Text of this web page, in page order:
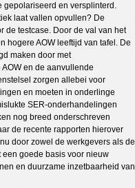
gepolariseerd en versplinterd.
laat vallen opvullen? De
de testcase. Door de val van het
hogere AOW leeftijd van tafel. De
maken door met
en de aanvullende
zorgen allebei voor
en moeten in onderlinge
SER-onderhandelingen
nog breed onderschreven
de recente rapporten hierover
door zowel de werkgevers als de
goede basis voor nieuw
en duurzame inzetbaarheid van